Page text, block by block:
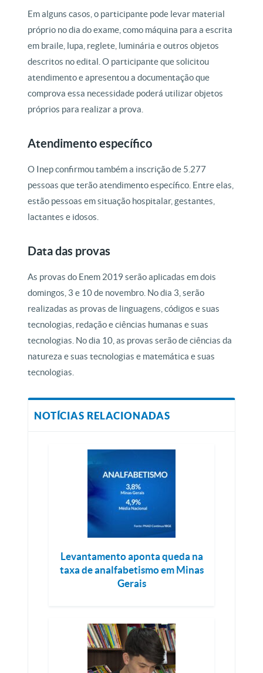
Em alguns casos, o participante pode levar material
próprio no dia do exame, como máquina para a escrita
em braile, lupa, reglete, luminária e outros objetos
descritos no edital. O participante que solicitou
atendimento e apresentou a documentação que
comprova essa necessidade poderá utilizar objetos
próprios para realizar a prova.
Atendimento específico
O Inep confirmou também a inscrição de 5.277
pessoas que terão atendimento específico. Entre elas,
estão pessoas em situação hospitalar, gestantes,
lactantes e idosos.
Data das provas
As provas do Enem 2019 serão aplicadas em dois
domingos, 3 e 10 de novembro. No dia 3, serão
realizadas as provas de linguagens, códigos e suas
tecnologias, redação e ciências humanas e suas
tecnologias. No dia 10, as provas serão de ciências da
natureza e suas tecnologias e matemática e suas
tecnologias.
NOTÍCIAS RELACIONADAS
Levantamento aponta queda na
taxa de analfabetismo em Minas
Gerais